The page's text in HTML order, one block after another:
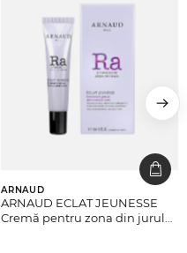
ARNAUD
ARNAUD ECLAT JEUNESSE
Cremă pentru zona din jurul